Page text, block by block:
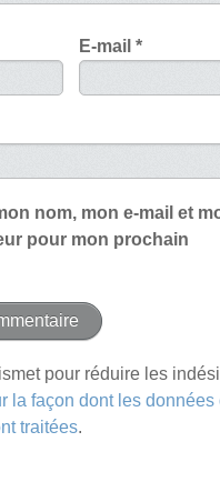
E-mail*
nom, mon e-mail et
pour mon prochain
pour réduire les
la façon dont les données
traitées.